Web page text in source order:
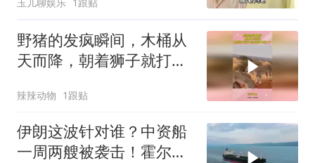
玉儿聊娱乐 1跟贴
野猪的发疯瞬间，木桶从
天而降，朝着狮子就打去
辣辣动物 1跟贴
伊朗这波针对谁？中资船
一周两艘被袭击！霍尔木